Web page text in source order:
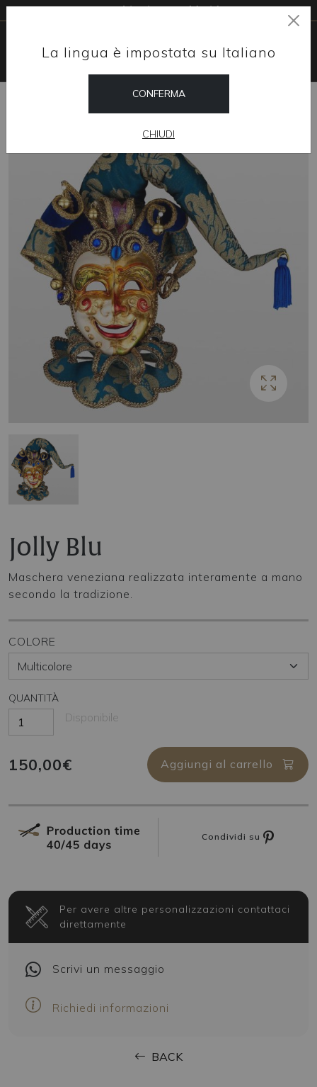
La lingua è impostata su Italiano
CONFERMA
CHIUDI
Free shipping worldwide
Jolly Blu
Maschera veneziana realizzata interamente a mano
secondo la tradizione.
COLORE
QUANTITÀ
Disponibile
150,00€ Aggiungi al carrello
Condividi su
Per avere altre personalizzazioni contattaci
direttamente
Scrivi un messaggio
Richiedi informazioni
BACK